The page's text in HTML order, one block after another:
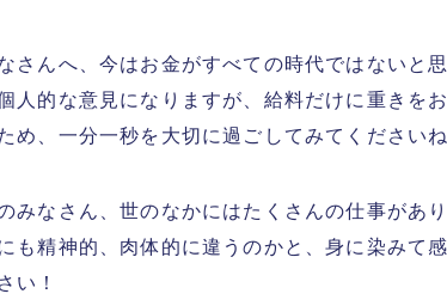
さんへ、今はお金がすべての時代ではないと
人的な意見になりますが、給料だけに重きを
め、一分一秒を大切に過ごしてみてくださいね
みなさん、世のなかにはたくさんの仕事があ
も精神的、肉体的に違うのかと、身に染みて
い！